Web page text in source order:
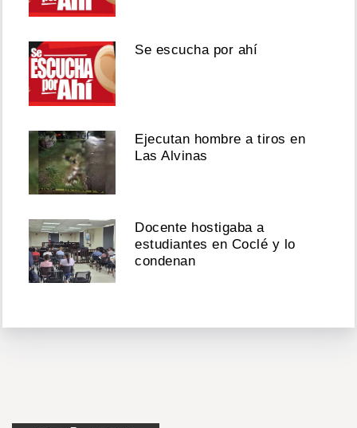
Se escucha por ahí
Ejecutan hombre a tiros en
Las Alvinas
Docente hostigaba a
estudiantes en Coclé y lo
condenan